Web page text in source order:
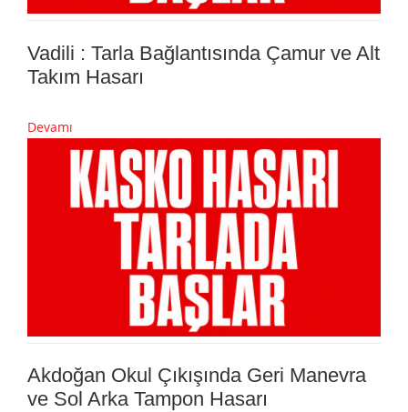
Vadili : Tarla Bağlantısında Çamur ve Alt
Takım Hasarı
Devamı
Akdoğan Okul Çıkışında Geri Manevra
ve Sol Arka Tampon Hasarı